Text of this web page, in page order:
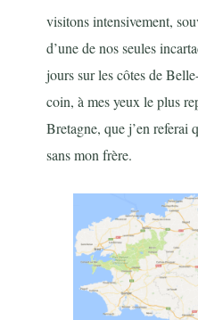
visitons intensivement,
d’une de nos seules
jours sur les côtes de
coin, à mes yeux le plus
Bretagne, que j’en referai
sans mon frère.